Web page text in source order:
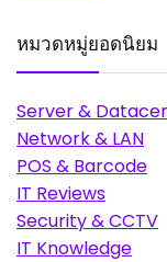
หมวดหมู่ยอดนิยม
Server &
Network & LAN
POS & Barcode
IT Reviews
Security & CCTV
IT Knowledge